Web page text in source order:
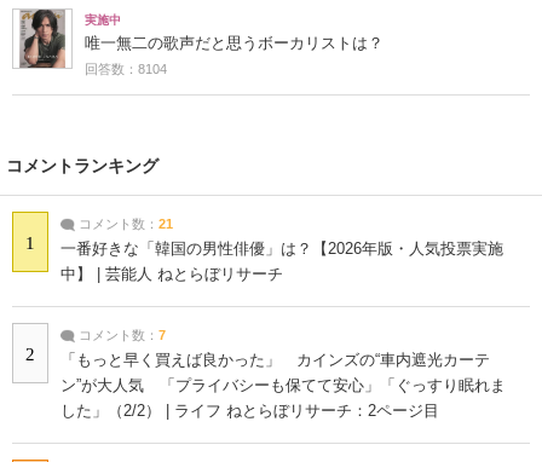
実施中
唯一無二の歌声だと思うボーカリストは？
回答数：8104
コメントランキング
1
コメント数： 21
一番好きな「韓国の男性俳優」は？【2026年版・人気投票実施
中】 | 芸能人 ねとらぼリサーチ
2
コメント数： 7
「もっと早く買えば良かった」 カインズの“車内遮光カーテ
ン”が大人気 「プライバシーも保てて安心」「ぐっすり眠れま
した」（2/2） | ライフ ねとらぼリサーチ：2ページ目